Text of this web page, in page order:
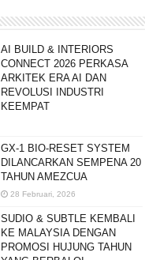
AI BUILD & INTERIORS
CONNECT 2026 PERKASA
ARKITEK ERA AI DAN
REVOLUSI INDUSTRI
KEEMPAT
GX-1 BIO-RESET SYSTEM
DILANCARKAN SEMPENA 20
TAHUN AMEZCUA
28 Februari, 2026
SUDIO & SUBTLE KEMBALI
KE MALAYSIA DENGAN
PROMOSI HUJUNG TAHUN